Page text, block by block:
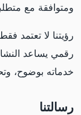
ومتوافقة مع
رؤيتنا لا تعتمد
رقمي يساعد
خدماته بوضوح،
رسالتنا